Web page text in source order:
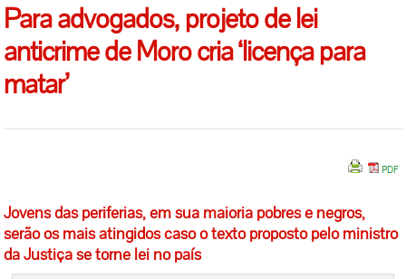
Para advogados, projeto de lei
anticrime de Moro cria ‘licença para
matar’
Jovens das periferias, em sua maioria pobres e negros,
serão os mais atingidos caso o texto proposto pelo ministro
da Justiça se torne lei no país